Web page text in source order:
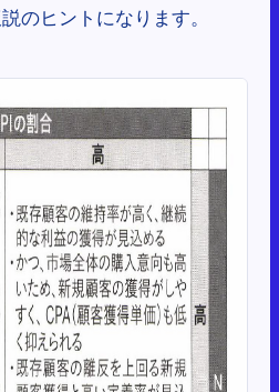
のヒントになります。